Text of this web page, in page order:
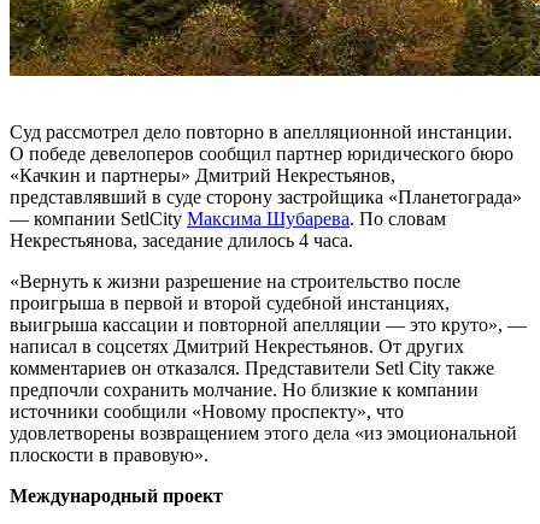
Суд рассмотрел дело повторно в апелляционной инстанции.
О победе девелоперов сообщил партнер юридического бюро
«Качкин и партнеры» Дмитрий Некрестьянов,
представлявший в суде сторону застройщика «Планетограда»
— компании SetlCity Максима Шубарева. По словам
Некрестьянова, заседание длилось 4 часа.
«Вернуть к жизни разрешение на строительство после
проигрыша в первой и второй судебной инстанциях,
выигрыша кассации и повторной апелляции — это круто», —
написал в соцсетях Дмитрий Некрестьянов. От других
комментариев он отказался. Представители Setl City также
предпочли сохранить молчание. Но близкие к компании
источники сообщили «Новому проспекту», что
удовлетворены возвращением этого дела «из эмоциональной
плоскости в правовую».
Международный проект